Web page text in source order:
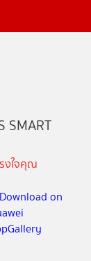
SMART
งใจคุณ